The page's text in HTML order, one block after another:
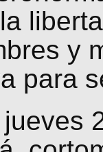
y
para
jueves